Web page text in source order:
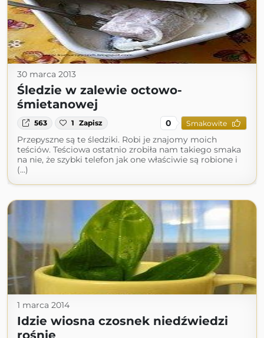
30 marca 2013
Śledzie w zalewie octowo-
śmietanowej
563 1 Zapisz 0 Smakowite
Przepyszne są te śledziki. Robi je znajomy moich
teściów. Teściowa ostatnio zrobiła nam takiego smaka
na nie, że szybki telefon jak one właściwie są robione i
(...)
1 marca 2014
Idzie wiosna czosnek niedźwiedzi
rośnie